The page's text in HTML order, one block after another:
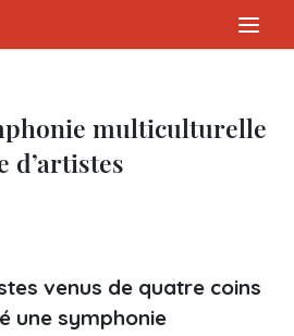
multiculturelle
d’artistes
venus de quatre coins
une symphonie